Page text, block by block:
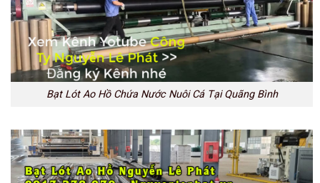
Bạt Lót Ao Hồ Chứa Nước Nuôi Cá Tại Quãng Bình